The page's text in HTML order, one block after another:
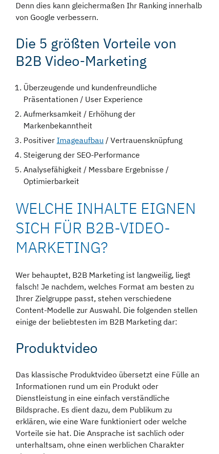
Denn dies kann gleichermaßen Ihr Ranking innerhalb
von Google verbessern.
Die 5 größten Vorteile von
B2B Video-Marketing
Überzeugende und kundenfreundliche
Präsentationen / User Experience
Aufmerksamkeit / Erhöhung der
Markenbekanntheit
Positiver Imageaufbau / Vertrauensknüpfung
Steigerung der SEO-Performance
Analysefähigkeit / Messbare Ergebnisse /
Optimierbarkeit
WELCHE INHALTE EIGNEN
SICH FÜR B2B-VIDEO-
MARKETING?
Wer behauptet, B2B Marketing ist langweilig, liegt
falsch! Je nachdem, welches Format am besten zu
Ihrer Zielgruppe passt, stehen verschiedene
Content-Modelle zur Auswahl. Die folgenden stellen
einige der beliebtesten im B2B Marketing dar:
Produktvideo
Das klassische Produktvideo übersetzt eine Fülle an
Informationen rund um ein Produkt oder
Dienstleistung in eine einfach verständliche
Bildsprache. Es dient dazu, dem Publikum zu
erklären, wie eine Ware funktioniert oder welche
Vorteile sie hat. Die Ansprache ist sachlich oder
unterhaltsam, ohne einen werblichen Charakter